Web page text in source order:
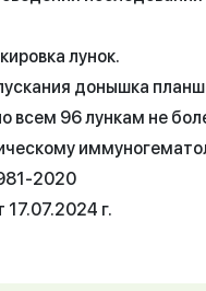
лунок.
донышка
всем 96 лункам не
2020
г.